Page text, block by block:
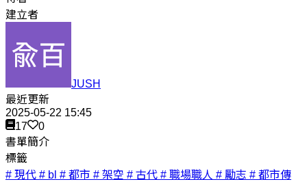
建立者
JUSH
最近更新
2025-05-22 15:45
17
0
書單簡介
標籤
# 現代 # bl # 都市 # 架空 # 古代 # 職場職人 # 勵志 # 都市傳